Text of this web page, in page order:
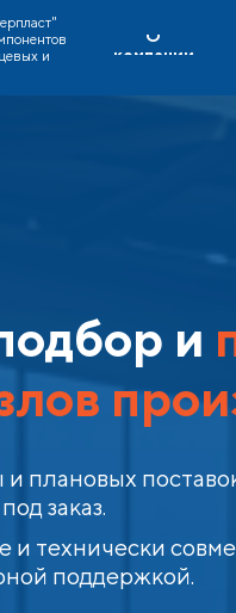
и
О
компании
и
плановых
заказ.
технически
поддержкой.